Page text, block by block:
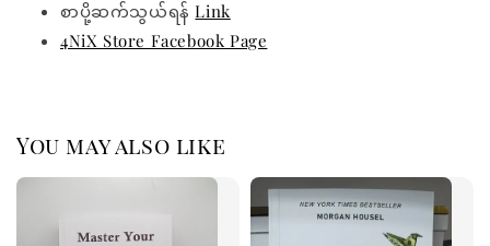
စာပို့ဆက်သွယ်ရန်Link
4NiX Store Facebook Page
You may also like